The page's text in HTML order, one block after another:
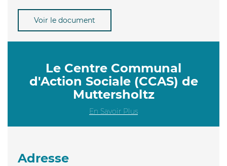
Voir le document
Le Centre Communal
d'Action Sociale (CCAS) de
Muttersholtz
En Savoir Plus
Adresse